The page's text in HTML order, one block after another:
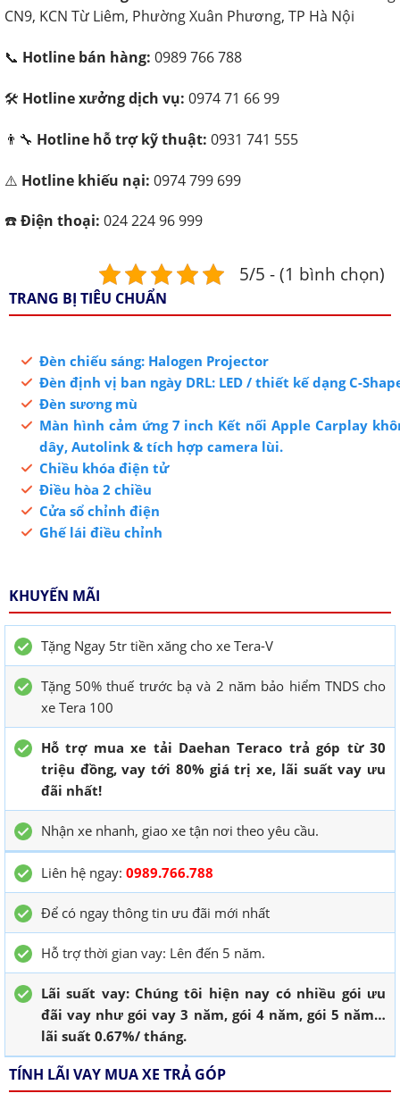
CN9, KCN Từ Liêm, Phường Xuân Phương, TP Hà Nội
📞 Hotline bán hàng: 0989 766 788
🛠️ Hotline xưởng dịch vụ: 0974 71 66 99
👨‍🔧 Hotline hỗ trợ kỹ thuật: 0931 741 555
⚠️ Hotline khiếu nại: 0974 799 699
☎️Điện thoại: 024 224 96 999
5/5 - (1 bình chọn)
TRANG BỊ TIÊU CHUẨN
Đèn chiếu sáng: Halogen Projector
Đèn định vị ban ngày DRL: LED / thiết kế dạng C-
Đèn sương mù
Màn hình cảm ứng 7 inch Kết nối Apple Carplay
dây, Autolink & tích hợp camera lùi.
Chiều khóa điện tử
Điều hòa 2 chiều
Cửa sổ chỉnh điện
Ghế lái điều chỉnh
KHUYẾN MÃI
Tặng Ngay 5tr tiền xăng cho xe Tera-V
Tặng 50% thuế trước bạ và 2 năm bảo hiểm TNDS cho
xe Tera 100
Hỗ trợ mua xe tải Daehan Teraco trả góp từ 30
triệu đồng, vay tới 80% giá trị xe, lãi suất vay ưu
đãi nhất!
Nhận xe nhanh, giao xe tận nơi theo yêu cầu.
Liên hệ ngay: 0989.766.788
Để có ngay thông tin ưu đãi mới nhất
Hỗ trợ thời gian vay: Lên đến 5 năm.
Lãi suất vay: Chúng tôi hiện nay có nhiều gói ưu
đãi vay như gói vay 3 năm, gói 4 năm, gói 5 năm…
lãi suất 0.67%/ tháng.
TÍNH LÃI VAY MUA XE TRẢ GÓP